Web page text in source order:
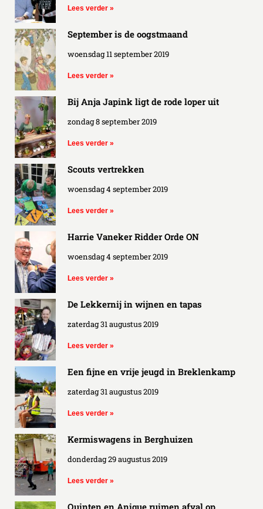
Lees verder »
September is de oogstmaand
woensdag 11 september 2019
Lees verder »
Bij Anja Japink ligt de rode loper uit
zondag 8 september 2019
Lees verder »
Scouts vertrekken
woensdag 4 september 2019
Lees verder »
Harrie Vaneker Ridder Orde ON
woensdag 4 september 2019
Lees verder »
De Lekkernij in wijnen en tapas
zaterdag 31 augustus 2019
Lees verder »
Een fijne en vrije jeugd in Breklenkamp
zaterdag 31 augustus 2019
Lees verder »
Kermiswagens in Berghuizen
donderdag 29 augustus 2019
Lees verder »
Quinten en Anique ruimen afval op